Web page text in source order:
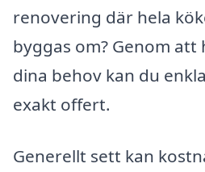
renovering där hela
byggas om? Genom att
dina behov kan du
exakt offert.
Generellt sett kan